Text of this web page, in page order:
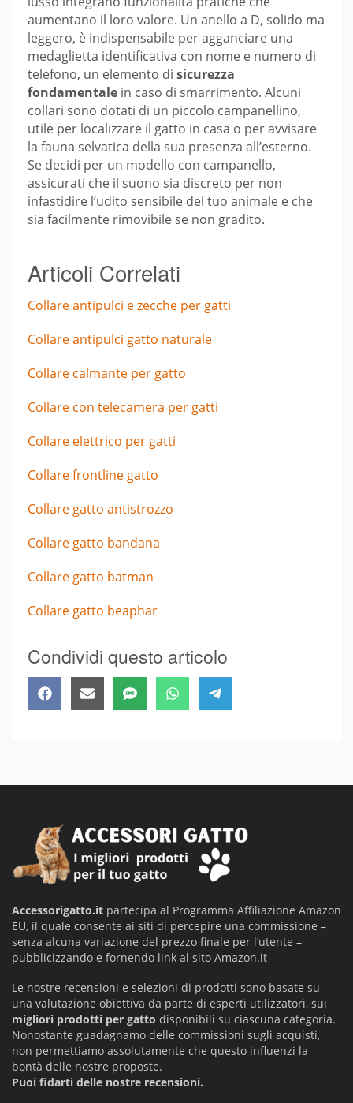
aumentano il loro valore. Un anello a D, solido ma
leggero, è indispensabile per agganciare una
medaglietta identificativa con nome e numero di
telefono, un elemento di sicurezza
fondamentale in caso di smarrimento. Alcuni
collari sono dotati di un piccolo campanellino,
utile per localizzare il gatto in casa o per avvisare
la fauna selvatica della sua presenza all’esterno.
Se decidi per un modello con campanello,
assicurati che il suono sia discreto per non
infastidire l’udito sensibile del tuo animale e che
sia facilmente rimovibile se non gradito.
Articoli Correlati
Collare antipulci e zecche per gatti
Collare antipulci gatto naturale
Collare calmante per gatto
Collare con telecamera per gatti
Collare elettrico per gatti
Collare frontline gatto
Collare gatto antistrozzo
Collare gatto bandana
Collare gatto batman
Collare gatto beaphar
Condividi questo articolo
Share
on
FacebookShare
on
Email Share
on
SMS Share
on
WhatsAppShare
on
Accessorigatto.it partecipa al Programma Affiliazione Amazon
EU, il quale consente ai siti di percepire una commissione –
senza alcuna variazione del prezzo finale per l’utente –
pubblicizzando e fornendo link al sito Amazon.it
Le nostre recensioni e selezioni di prodotti sono basate su
una valutazione obiettiva da parte di esperti utilizzatori, sui
migliori prodotti per gatto disponibili su ciascuna categoria.
Nonostante guadagnamo delle commissioni sugli acquisti,
non permettiamo assolutamente che questo influenzi la
bontà delle nostre proposte.
Puoi fidarti delle nostre recensioni.